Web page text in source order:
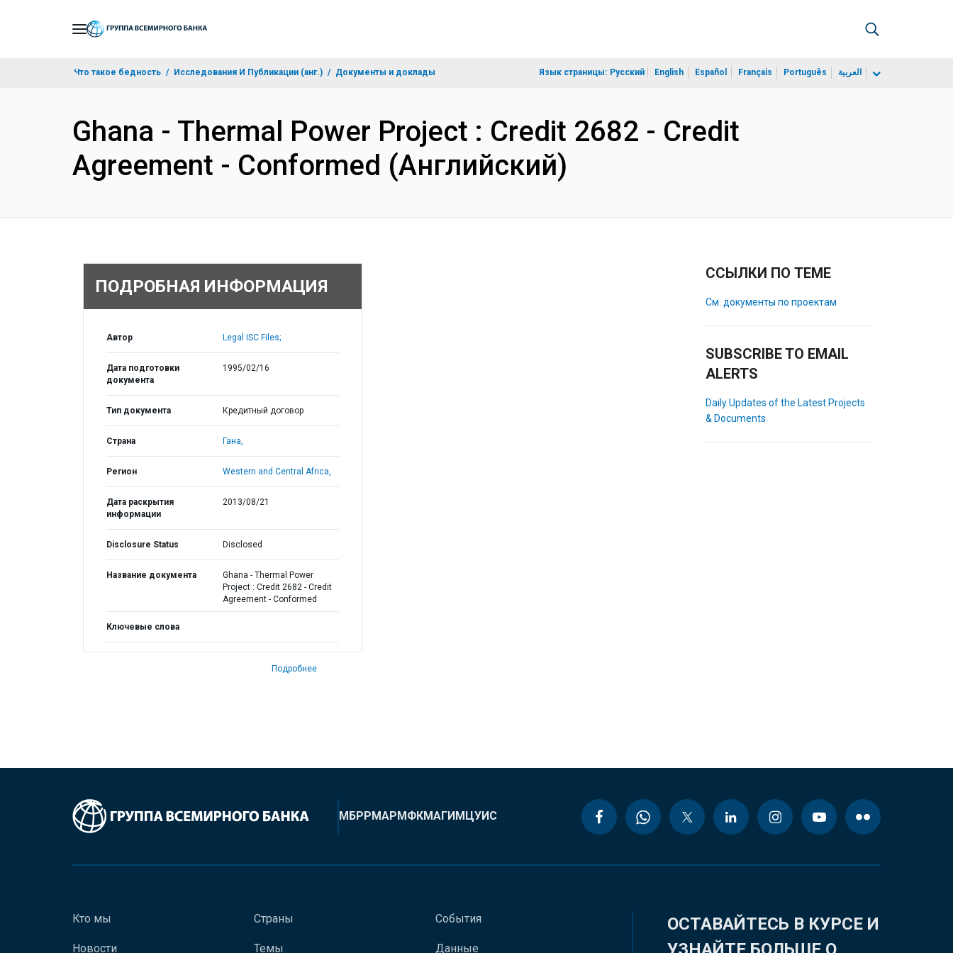
Что такое бедность Исследования И Публикации (анг.) Документы и доклады Язык страницы: Русский English Español Français Português العربية
Ghana - Thermal Power Project : Credit 2682 - Credit
Agreement - Conformed (Английский)
ПОДРОБНАЯ ИНФОРМАЦИЯ
Автор Legal ISC Files;
Дата подготовки
документа
1995/02/16
Тип документа Кредитный договор
Страна Гана,
Регион Western and Central Africa,
Дата раскрытия
информации
2013/08/21
Disclosure Status Disclosed
Название документа
Ghana - Thermal Power
Project : Credit 2682 - Credit
Agreement - Conformed
Ключевые слова
Подробнее
ССЫЛКИ ПО ТЕМЕ
См. документы по проектам
SUBSCRIBE TO EMAIL
ALERTS
Daily Updates of the Latest Projects
& Documents
МБРРМАРМФКМАГИМЦУИС
Кто мы
Новости
Страны
Темы
События
Данные
ОСТАВАЙТЕСЬ В КУРСЕ И